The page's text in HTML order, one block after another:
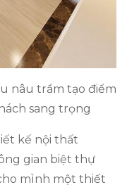
nâu trầm tạo điểm
sang trọng
kế nội thất
gian biệt thự
mình một thiết